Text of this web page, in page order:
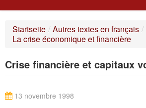
WAS IST DIE IKV?
SUCHE
Startseite / Autres textes en français /
La crise économique et financière
Crise financière et capitaux
13 novembre 1998